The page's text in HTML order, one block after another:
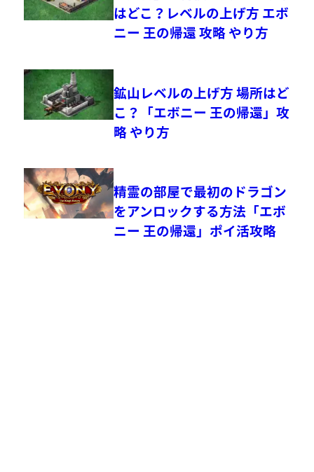
はどこ？レベルの上げ方 エボ
ニー 王の帰還 攻略 やり方
鉱山レベルの上げ方 場所はど
こ？「エボニー 王の帰還」攻
略 やり方
精霊の部屋で最初のドラゴン
をアンロックする方法「エボ
ニー 王の帰還」ポイ活攻略